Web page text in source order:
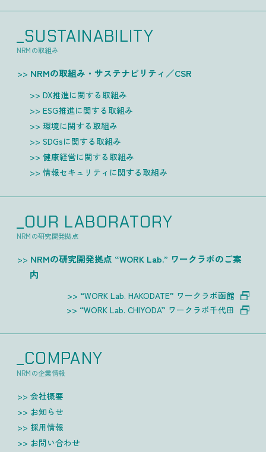
_SUSTAINABILITY
NRMの取組み
NRMの取組み・サステナビリティ／CSR
DX推進に関する取組み
ESG推進に関する取組み
環境に関する取組み
SDGsに関する取組み
健康経営に関する取組み
情報セキュリティに関する取組み
_OUR LABORATORY
NRMの研究開発拠点
NRMの研究開発拠点 “WORK Lab.” ワークラボのご案
内
“WORK Lab. HAKODATE” ワークラボ函館
“WORK Lab. CHIYODA” ワークラボ千代田
_COMPANY
NRMの企業情報
会社概要
お知らせ
採用情報
お問い合わせ